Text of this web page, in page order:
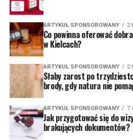
ARTYKUŁ SPONSOROWANY 2
Co powinna oferować
w Kielcach?
ARTYKUŁ SPONSOROWANY 2
Słaby zarost po
brody, gdy natura nie
ARTYKUŁ SPONSOROWANY 7
Jak przygotować się do
brakujących dokumentów?